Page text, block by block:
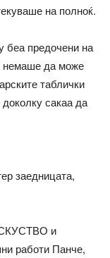
на полноќ.
беа предочени на
немаше да може
таблички
доколку сакаа да
заедницата,
и
работи Панче,